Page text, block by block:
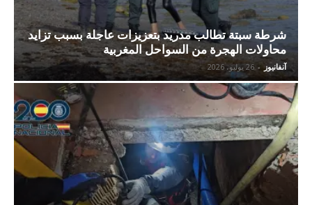
شرطة سبتة تطالب مدريد بتعزيزات عاجلة بسبب تزايد
محاولات الهجرة من السواحل المغربية
آنفانيوز - 26 يوليو، 2026